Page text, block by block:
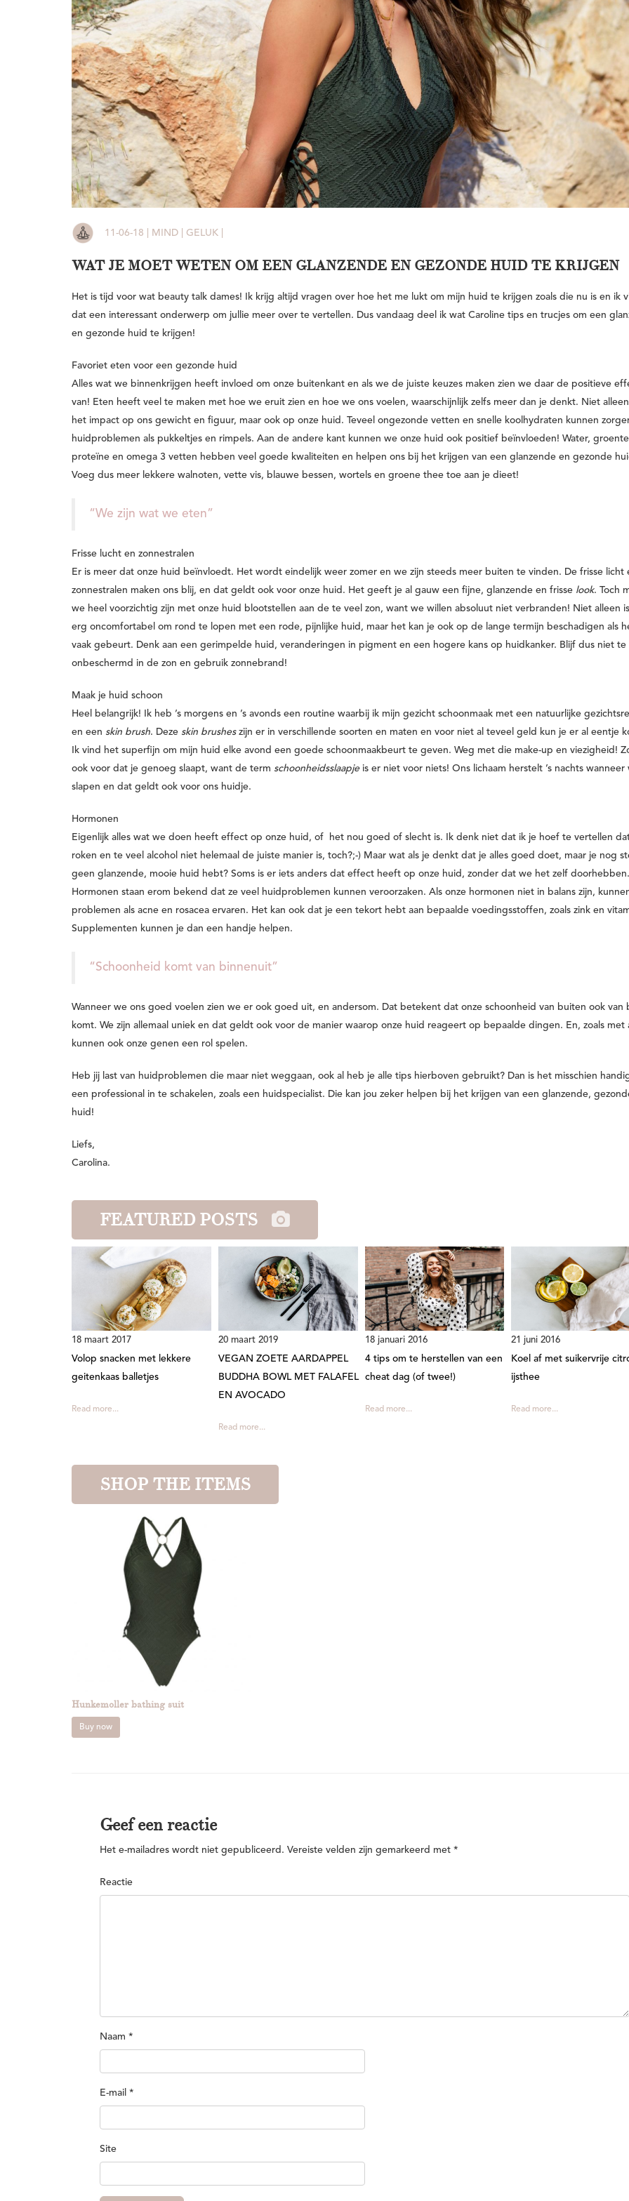
11-06-18 | MIND | GELUK |
WAT JE MOET WETEN OM EEN GLANZENDE EN GEZONDE HUID TE KRIJGEN
Het is tijd voor wat beauty talk dames! Ik krijg altijd vragen over hoe het me lukt om mijn huid te krijgen zoals die nu is en ik
dat een interessant onderwerp om jullie meer over te vertellen. Dus vandaag deel ik wat Caroline tips en trucjes om een
en gezonde huid te krijgen!
Favoriet eten voor een gezonde huid
Alles wat we binnenkrijgen heeft invloed om onze buitenkant en als we de juiste keuzes maken zien we daar de positieve
van! Eten heeft veel te maken met hoe we eruit zien en hoe we ons voelen, waarschijnlijk zelfs meer dan je denkt. Niet
het impact op ons gewicht en figuur, maar ook op onze huid. Teveel ongezonde vetten en snelle koolhydraten kunnen
huidproblemen als pukkeltjes en rimpels. Aan de andere kant kunnen we onze huid ook positief beïnvloeden! Water,
proteïne en omega 3 vetten hebben veel goede kwaliteiten en helpen ons bij het krijgen van een glanzende en gezonde
Voeg dus meer lekkere walnoten, vette vis, blauwe bessen, wortels en groene thee toe aan je dieet!
“We zijn wat we eten”
Frisse lucht en zonnestralen
Er is meer dat onze huid beïnvloedt. Het wordt eindelijk weer zomer en we zijn steeds meer buiten te vinden. De frisse licht
zonnestralen maken ons blij, en dat geldt ook voor onze huid. Het geeft je al gauw een fijne, glanzende en frisse look. Toch
we heel voorzichtig zijn met onze huid blootstellen aan de te veel zon, want we willen absoluut niet verbranden! Niet alleen
erg oncomfortabel om rond te lopen met een rode, pijnlijke huid, maar het kan je ook op de lange termijn beschadigen als
vaak gebeurt. Denk aan een gerimpelde huid, veranderingen in pigment en een hogere kans op huidkanker. Blijf dus niet te
onbeschermd in de zon en gebruik zonnebrand!
Maak je huid schoon
Heel belangrijk! Ik heb ’s morgens en ’s avonds een routine waarbij ik mijn gezicht schoonmaak met een natuurlijke
en een skin brush. Deze skin brusheszijn er in verschillende soorten en maten en voor niet al teveel geld kun je er al eentje
Ik vind het superfijn om mijn huid elke avond een goede schoonmaakbeurt te geven. Weg met die make-up en viezigheid!
ook voor dat je genoeg slaapt, want de term schoonheidsslaapjeis er niet voor niets! Ons lichaam herstelt ’s nachts wanneer
slapen en dat geldt ook voor ons huidje.
Hormonen
Eigenlijk alles wat we doen heeft effect op onze huid, of het nou goed of slecht is. Ik denk niet dat ik je hoef te vertellen
roken en te veel alcohol niet helemaal de juiste manier is, toch?;-) Maar wat als je denkt dat je alles goed doet, maar je nog
geen glanzende, mooie huid hebt? Soms is er iets anders dat effect heeft op onze huid, zonder dat we het zelf doorhebben.
Hormonen staan erom bekend dat ze veel huidproblemen kunnen veroorzaken. Als onze hormonen niet in balans zijn,
problemen als acne en rosacea ervaren. Het kan ook dat je een tekort hebt aan bepaalde voedingsstoffen, zoals zink en
Supplementen kunnen je dan een handje helpen.
“Schoonheid komt van binnenuit”
Wanneer we ons goed voelen zien we er ook goed uit, en andersom. Dat betekent dat onze schoonheid van buiten ook van
komt. We zijn allemaal uniek en dat geldt ook voor de manier waarop onze huid reageert op bepaalde dingen. En, zoals met
kunnen ook onze genen een rol spelen.
Heb jij last van huidproblemen die maar niet weggaan, ook al heb je alle tips hierboven gebruikt? Dan is het misschien
een professional in te schakelen, zoals een huidspecialist. Die kan jou zeker helpen bij het krijgen van een glanzende,
huid!
Liefs,
Carolina.
FEATURED POSTS
18 maart 2017
Volop snacken met lekkere
geitenkaas balletjes
Read more...
20 maart 2019
VEGAN ZOETE AARDAPPEL
BUDDHA BOWL MET FALAFEL
EN AVOCADO
Read more...
18 januari 2016
4 tips om te herstellen van een
cheat dag (of twee!)
Read more...
21 juni 2016
Koel af met suikervrije
ijsthee
Read more...
SHOP THE ITEMS
Hunkemoller bathing suit
Buy now
Geef een reactie
Het e-mailadres wordt niet gepubliceerd. Vereiste velden zijn gemarkeerd met *
Reactie
Naam *
E-mail *
Site